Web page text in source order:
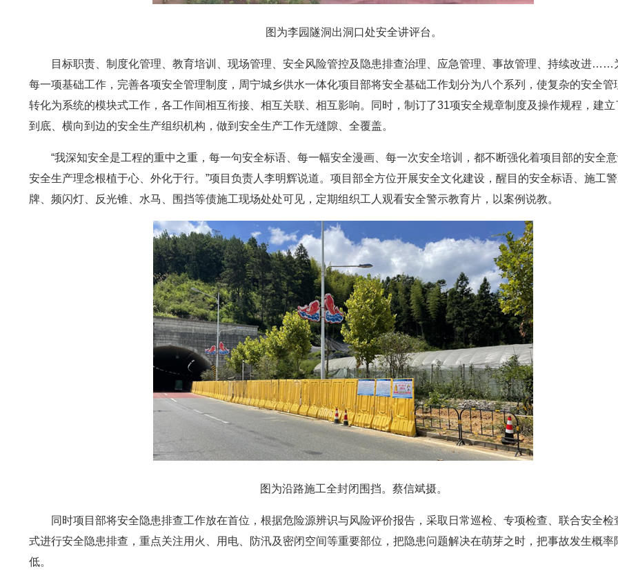
图为李园隧洞出洞口处安全讲评台。
目标职责、制度化管理、教育培训、现场管理、安全风险管控及隐患排查治理、应急管理、事故管理、持续改进……
每一项基础工作，完善各项安全管理制度，周宁城乡供水一体化项目部将安全基础工作划分为八个系列，使复杂的安全管
转化为系统的模块式工作，各工作间相互衔接、相互关联、相互影响。同时，制订了31项安全规章制度及操作规程，建立
到底、横向到边的安全生产组织机构，做到安全生产工作无缝隙、全覆盖。
“我深知安全是工程的重中之重，每一句安全标语、每一幅安全漫画、每一次安全培训，都不断强化着项目部的安全
安全生产理念根植于心、外化于行。”项目负责人李明辉说道。项目部全方位开展安全文化建设，醒目的安全标语、施工
牌、频闪灯、反光锥、水马、围挡等债施工现场处处可见，定期组织工人观看安全警示教育片，以案例说教。
图为沿路施工全封闭围挡。蔡信斌摄。
同时项目部将安全隐患排查工作放在首位，根据危险源辨识与风险评价报告，采取日常巡检、专项检查、联合安全检
式进行安全隐患排查，重点关注用火、用电、防汛及密闭空间等重要部位，把隐患问题解决在萌芽之时，把事故发生概率
低。